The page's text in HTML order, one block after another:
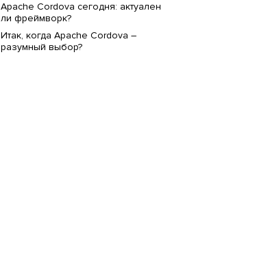
Apache Cordova сегодня: актуален
ли фреймворк?
Итак, когда Apache Cordova –
разумный выбор?